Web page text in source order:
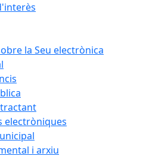
la Seu electrònica
electròniques
i arxiu